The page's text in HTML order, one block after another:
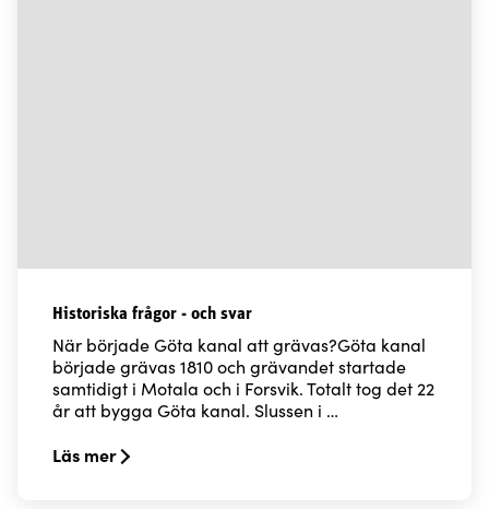
Historiska frågor - och svar
När började Göta kanal att grävas?Göta kanal
började grävas 1810 och grävandet startade
samtidigt i Motala och i Forsvik. Totalt tog det 22
år att bygga Göta kanal. Slussen i …
Läs mer
Read more about Historiska frågor - och svar